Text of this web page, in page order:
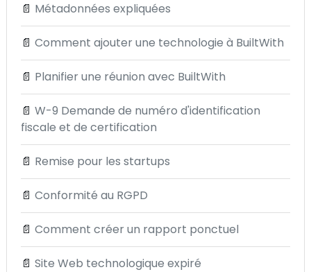
📄 Métadonnées expliquées
📄 Comment ajouter une technologie à BuiltWith
📄 Planifier une réunion avec BuiltWith
📄 W-9 Demande de numéro d'identification
fiscale et de certification
📄 Remise pour les startups
📄 Conformité au RGPD
📄 Comment créer un rapport ponctuel
📄 Site Web technologique expiré